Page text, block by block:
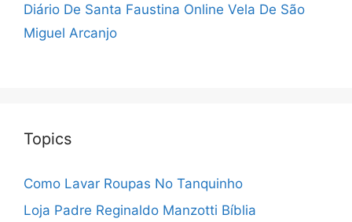
Diário De Santa Faustina Online Vela De São
Miguel Arcanjo
Topics
Como Lavar Roupas No Tanquinho
Loja Padre Reginaldo Manzotti Bíblia